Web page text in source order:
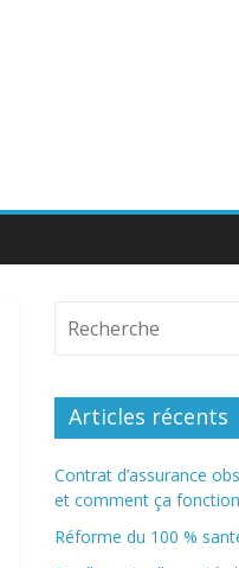
Articles récents
Contrat d’assurance
et comment ça
Réforme du 100 %